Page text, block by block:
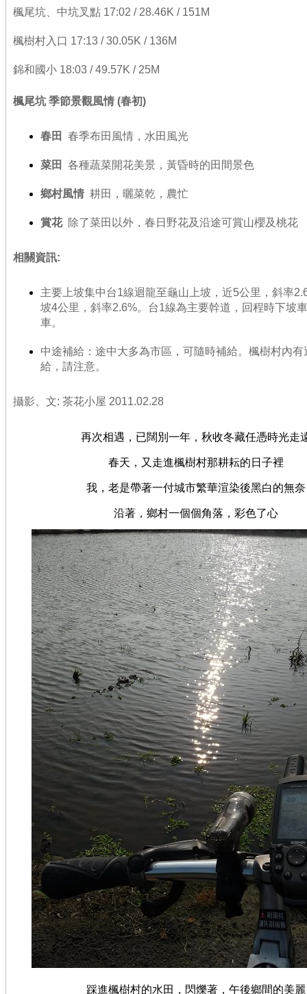
楓尾坑、中坑叉點 17:02 / 28.46K / 151M
楓樹村入口 17:13 / 30.05K / 136M
錦和國小 18:03 / 49.57K / 25M
楓尾坑 季節景觀風情 (春初)
春田 春季布田風情，水田風光
菜田 各種蔬菜開花美景，黃昏時的田間景色
鄉村風情 耕田，曬菜乾，農忙
賞花除了菜田以外，春日野花及沿途可賞山櫻及桃花
相關資訊:
主要上坡集中台1線迴龍至龜山上坡，近5公里，斜率
坡4公里，斜率2.6%。台1線為主要幹道，回程時下坡
車。
中途補給：途中大多為市區，可隨時補給。楓樹村內
給，請注意。
攝影、文: 茶花小屋 2011.02.28
再次相遇，已闊別一年，秋收冬藏任憑時光走
春天，又走進楓樹村那耕耘的日子裡
我，老是帶著一付城市繁華渲染後黑白的無奈
沿著，鄉村一個個角落，彩色了心
踩進楓樹村的水田，閃爍著，午後鄉間的美麗